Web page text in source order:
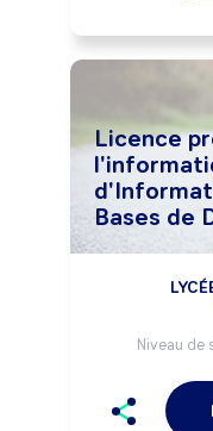
Licence
Bases de
Niveau de